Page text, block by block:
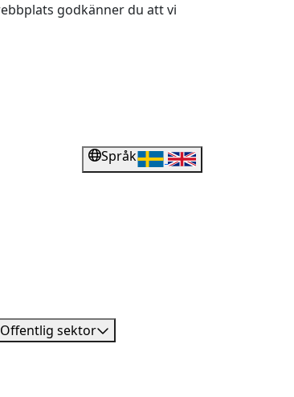
godkänner du att vi
Språk
Offentlig sektor